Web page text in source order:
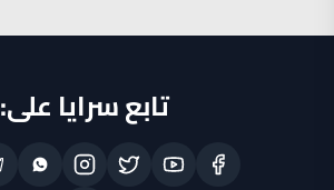
تابع سرايا على: